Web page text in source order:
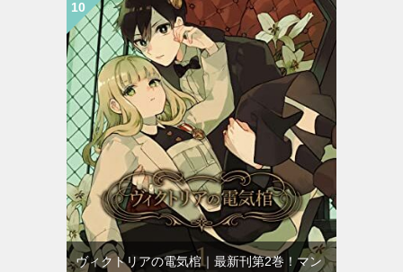
ヴィクトリアの電気棺｜最新刊第2巻！マン